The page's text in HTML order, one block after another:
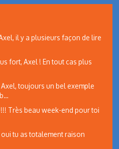
il y a plusieurs façon de lire
fort, Axel ! En tout cas plus
Axel, toujours un bel exemple
Très beau week-end pour toi
oui tu as totalement raison